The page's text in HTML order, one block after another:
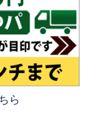
ら